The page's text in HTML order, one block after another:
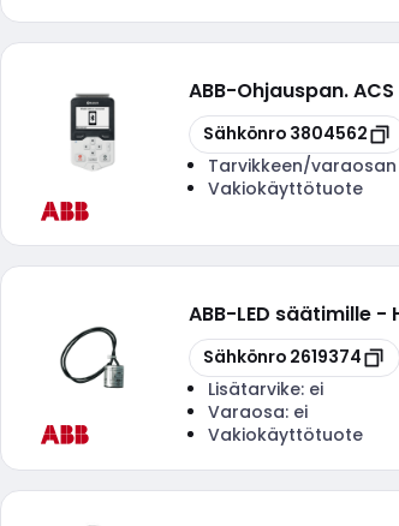
ABB-Ohjauspan.
Kopioi
Sähkönro 3804562
Tarvikkeen/
Vakiokäyttötuote
ABB-LED säätimille -
Kopioi
Sähkönro 2619374
Lisätarvike: ei
Varaosa: ei
Vakiokäyttötuote